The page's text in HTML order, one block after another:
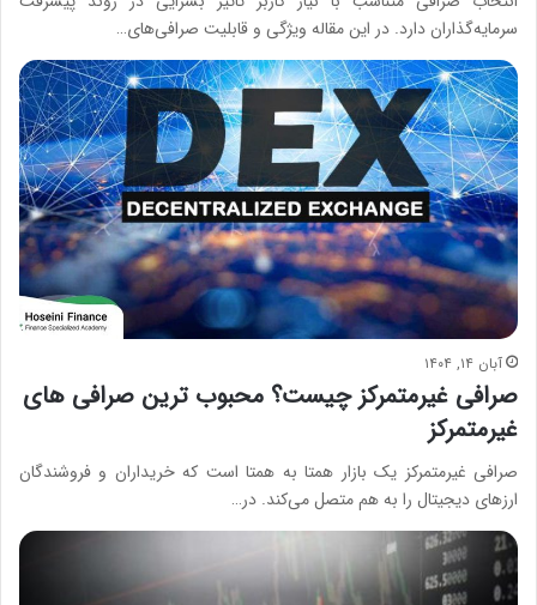
سرمایه‌گذاران دارد. در این مقاله ویژگی‌ و قابلیت‌ صرافی‌های…
آبان ۱۴, ۱۴۰۴
صرافی غیرمتمرکز چیست؟ محبوب ترین صرافی های
غیرمتمرکز
صرافی غیرمتمرکز یک بازار همتا به همتا است که خریداران و فروشندگان
ارزهای دیجیتال را به هم متصل می‌کند. در…